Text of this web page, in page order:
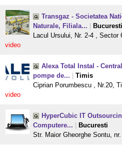
Transgaz - Societatea
Naturale, Filiala...
Bucuresti
Lacul Ursului, Nr. 2-4 ,
video
Alexa Total Instal -
pompe de...
Timis
Ciprian Porumbescu , Nr.20,
video
HyperCubic IT
Computere...
Bucuresti
Str. Maior Gheorghe Sontu,